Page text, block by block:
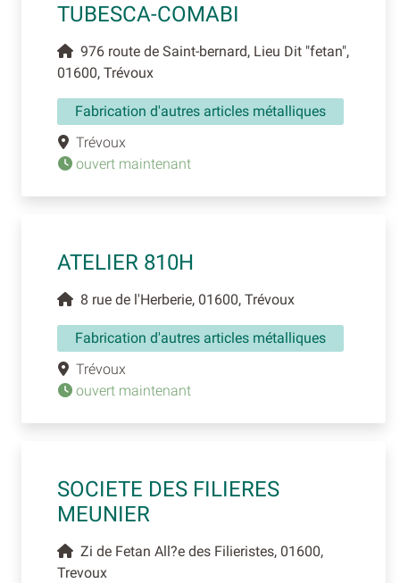
TUBESCA-COMABI
976 route de Saint-bernard, Lieu Dit "fetan",
01600, Trévoux
Fabrication d'autres articles métalliques
Trévoux
ouvert maintenant
ATELIER 810H
8 rue de l'Herberie, 01600, Trévoux
Fabrication d'autres articles métalliques
Trévoux
ouvert maintenant
SOCIETE DES FILIERES
MEUNIER
Zi de Fetan All?e des Filieristes, 01600,
Trevoux